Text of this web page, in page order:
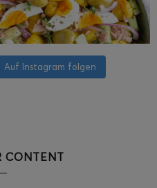
Auf Instagram folgen
CONTENT